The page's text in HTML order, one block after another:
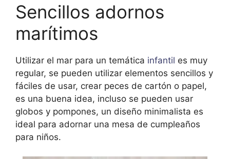
Sencillos adornos
marítimos
Utilizar el mar para un temática infantil es muy
regular, se pueden utilizar elementos sencillos y
fáciles de usar, crear peces de cartón o papel,
es una buena idea, incluso se pueden usar
globos y pompones, un diseño minimalista es
ideal para adornar una mesa de cumpleaños
para niños.